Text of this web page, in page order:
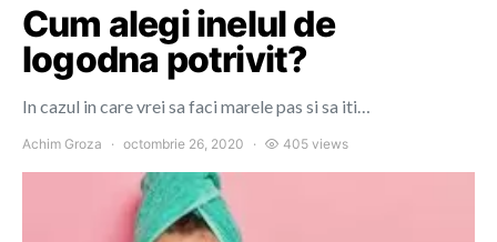
Cum alegi inelul de
logodna potrivit?
In cazul in care vrei sa faci marele pas si sa iti…
Achim Groza octombrie 26, 2020 405 views